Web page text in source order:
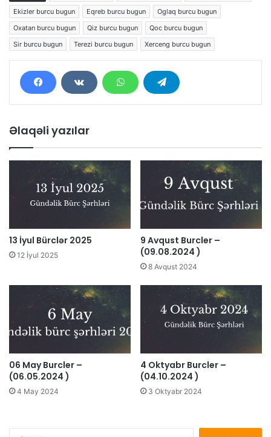
Ekizler burcu bugun
Eqreb burcu bugun
Oglaq burcu bugun
Oxatan burcu bugun
Qiz burcu bugun
Qoc burcu bugun
Sir burcu bugun
Terezi burcu bugun Xerceng burcu bugun
Əlaqəli yazılar
13 İyul Bürclər 2025
12 İyul 2025
9 Avqust Burcler –
(09.08.2024 )
8 Avqust 2024
06 May Burcler –
(06.05.2024 )
4 May 2024
4 Oktyabr Burcler –
(04.10.2024 )
3 Oktyabr 2024